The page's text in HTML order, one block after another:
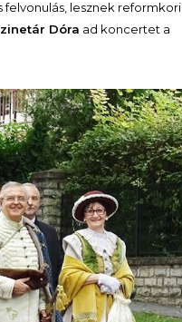
felvonulás, lesznek reformkori
Dóra ad koncertet a